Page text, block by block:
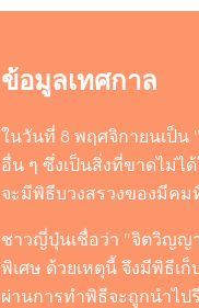
ข้อมูลเทศกาล
ในวันที่ 8 พฤศจิกายนเป็
อื่น ๆ ซึ่งเป็นสิ่งที่ขาดไม่ไ
จะมีพิธีบวงสรวงของมีคม
ชาวญี่ปุ่นเชื่อว่า "จิตวิญญ
พิเศษ ด้วยเหตุนี้ จึงมีพิธีเ
ผ่านการทำพิธีจะถูกนำไ